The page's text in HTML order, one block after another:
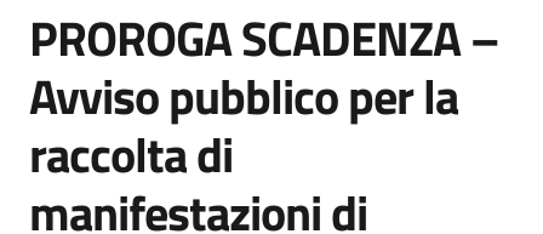
PROROGA SCADENZA –
Avviso pubblico per la
raccolta di
manifestazioni di